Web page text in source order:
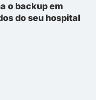
o backup em
do seu hospital